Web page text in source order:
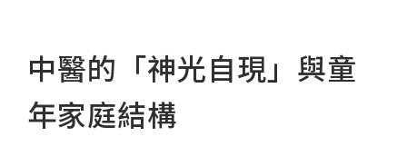
中醫的「神光自現」與童
年家庭結構